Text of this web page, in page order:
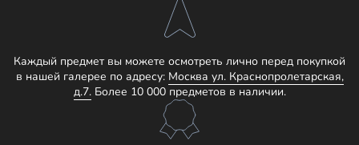
Каждый предмет вы можете осмотреть лично перед покупкой
в нашей галерее по адресу: Москва ул. Краснопролетарская,
д.7.Более 10 000 предметов в наличии.